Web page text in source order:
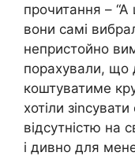
прочитання –
вони самі
непристойно
порахували, що
коштуватиме
хотіли
відсутністю на
і дивно для